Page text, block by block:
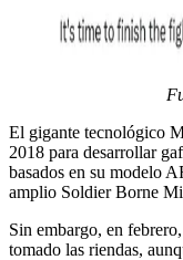
El gigante tecnológico
2018 para desarrollar
basados en su modelo
amplio Soldier Borne
Sin embargo, en
tomado las riendas,